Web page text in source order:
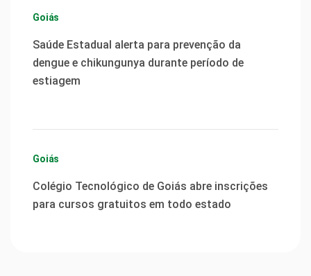
Goiás
Saúde Estadual alerta para prevenção da
dengue e chikungunya durante período de
estiagem
Goiás
Colégio Tecnológico de Goiás abre inscrições
para cursos gratuitos em todo estado